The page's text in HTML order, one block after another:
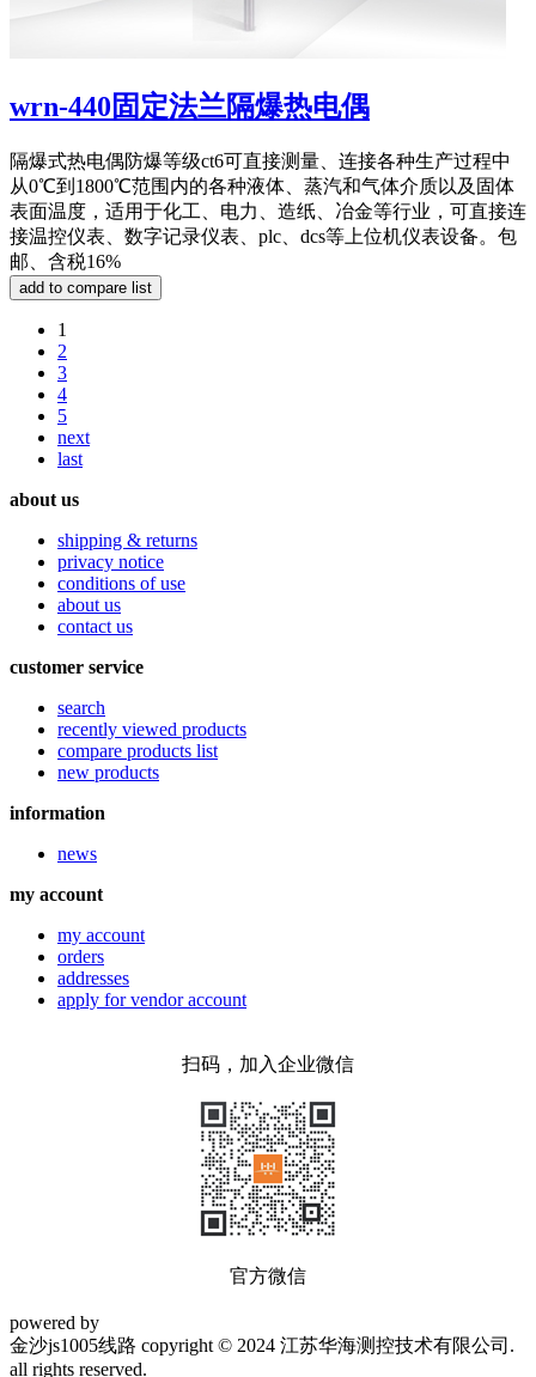
wrn-440固定法兰隔爆热电偶
隔爆式热电偶防爆等级ct6可直接测量、连接各种生产过程中
从0℃到1800℃范围内的各种液体、蒸汽和气体介质以及固体
表面温度，适用于化工、电力、造纸、冶金等行业，可直接连
接温控仪表、数字记录仪表、plc、dcs等上位机仪表设备。包
邮、含税16%
1
2
3
4
5
next
last
about us
shipping & returns
privacy notice
conditions of use
about us
contact us
customer service
search
recently viewed products
compare products list
new products
information
news
my account
my account
orders
addresses
apply for vendor account
扫码，加入企业微信
官方微信
powered by
金沙js1005线路 copyright © 2024 江苏华海测控技术有限公司.
all rights reserved.